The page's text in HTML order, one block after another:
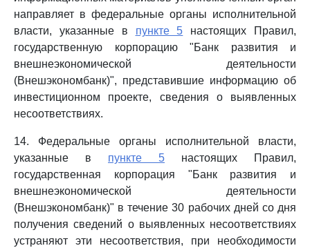
направляет в федеральные органы исполнительной
власти, указанные в пункте 5 настоящих Правил,
государственную корпорацию "Банк развития и
внешнеэкономической деятельности
(Внешэкономбанк)", представившие информацию об
инвестиционном проекте, сведения о выявленных
несоответствиях.
14. Федеральные органы исполнительной власти,
указанные в пункте 5 настоящих Правил,
государственная корпорация "Банк развития и
внешнеэкономической деятельности
(Внешэкономбанк)" в течение 30 рабочих дней со дня
получения сведений о выявленных несоответствиях
устраняют эти несоответствия, при необходимости